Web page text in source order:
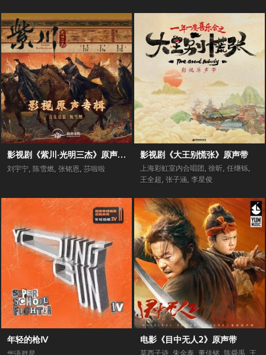
影视剧《紫川·光明三杰》原声专辑
刘宇宁, 陈雪燃, 张铭恩, 莎啦啦
影视剧《大王别慌张》原声带
上海彩虹室内合唱团 , 徐昕, 任继铄,
王全超, 张子涵, 李星俊
年轻的枪Ⅳ 电影《目中无人2》原声带